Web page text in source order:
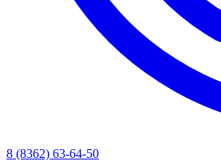
8 (8362) 63-64-50